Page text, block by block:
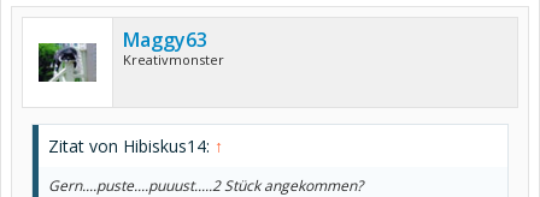
Maggy63
Kreativmonster
Zitat von Hibiskus14: ↑
Gern....puste....puuust.....2 Stück angekommen?